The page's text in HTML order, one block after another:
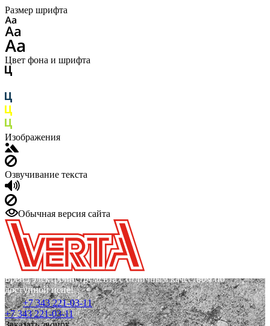
Размер шрифта
Цвет фона и шрифта
Изображения
Озвучивание текста
Обычная версия сайта
Бренд электроинструмента с отличным качеством по
доступной цене!
+7 343 221-03-11
+7 343 221-03-11